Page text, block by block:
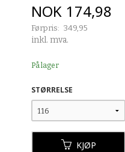
Tilbud
NOK 174,98
Førpris: 349,95
Rabatt
inkl. mva.
På lager
STØRRELSE
KJØP